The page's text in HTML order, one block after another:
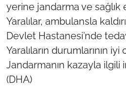
yerine jandarma ve sağlık
Yaralılar, ambulansla
Devlet Hastanesi’nde
Yaralıların durumlarının
Jandarmanın kazayla ilgili
(DHA)
Dış Haberler
Magazin
İş Dünyası